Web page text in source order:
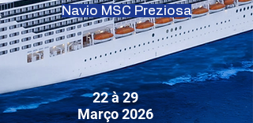
Navio MSC Preziosa
22 à 29
Março 2026